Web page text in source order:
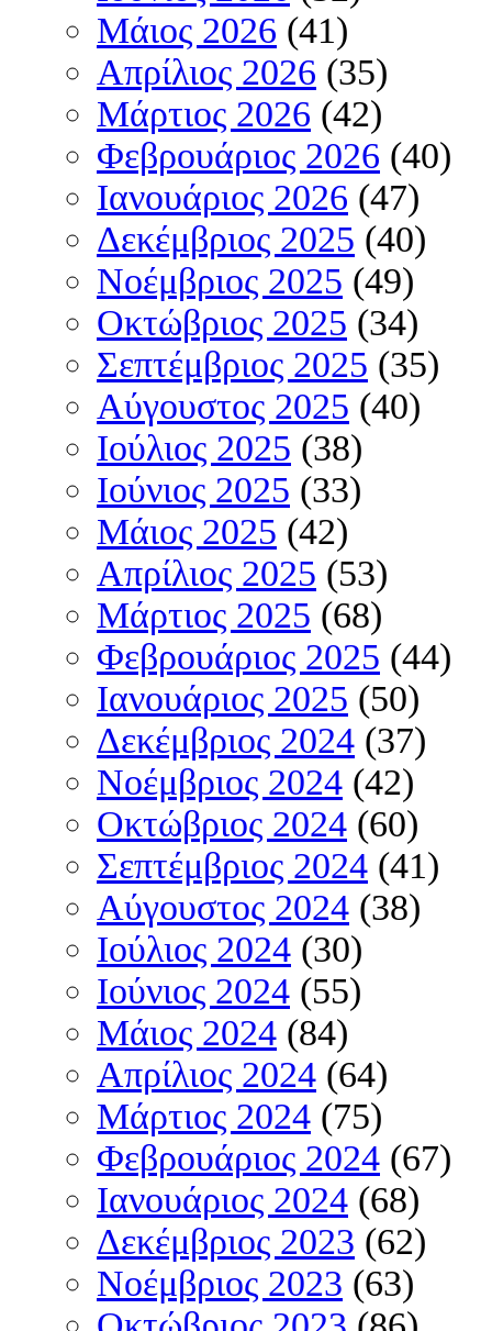
Μάιος 2026 (41)
Απρίλιος 2026 (35)
Μάρτιος 2026 (42)
Φεβρουάριος 2026 (40)
Ιανουάριος 2026 (47)
Δεκέμβριος 2025 (40)
Νοέμβριος 2025 (49)
Οκτώβριος 2025 (34)
Σεπτέμβριος 2025 (35)
Αύγουστος 2025 (40)
Ιούλιος 2025 (38)
Ιούνιος 2025 (33)
Μάιος 2025 (42)
Απρίλιος 2025 (53)
Μάρτιος 2025 (68)
Φεβρουάριος 2025 (44)
Ιανουάριος 2025 (50)
Δεκέμβριος 2024 (37)
Νοέμβριος 2024 (42)
Οκτώβριος 2024 (60)
Σεπτέμβριος 2024 (41)
Αύγουστος 2024 (38)
Ιούλιος 2024 (30)
Ιούνιος 2024 (55)
Μάιος 2024 (84)
Απρίλιος 2024 (64)
Μάρτιος 2024 (75)
Φεβρουάριος 2024 (67)
Ιανουάριος 2024 (68)
Δεκέμβριος 2023 (62)
Νοέμβριος 2023 (63)